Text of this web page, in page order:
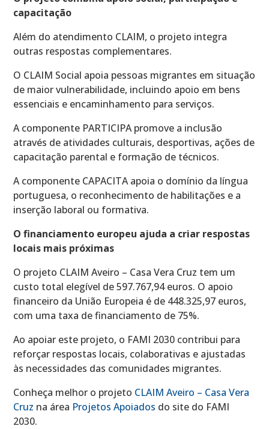
capacitação
Além do atendimento CLAIM, o projeto integra
outras respostas complementares.
O CLAIM Social apoia pessoas migrantes em situação
de maior vulnerabilidade, incluindo apoio em bens
essenciais e encaminhamento para serviços.
A componente PARTICIPA promove a inclusão
através de atividades culturais, desportivas, ações de
capacitação parental e formação de técnicos.
A componente CAPACITA apoia o domínio da língua
portuguesa, o reconhecimento de habilitações e a
inserção laboral ou formativa.
O financiamento europeu ajuda a criar respostas
locais mais próximas
O projeto CLAIM Aveiro – Casa Vera Cruz tem um
custo total elegível de 597.767,94 euros. O apoio
financeiro da União Europeia é de 448.325,97 euros,
com uma taxa de financiamento de 75%.
Ao apoiar este projeto, o FAMI 2030 contribui para
reforçar respostas locais, colaborativas e ajustadas
às necessidades das comunidades migrantes.
Conheça melhor o projeto CLAIM Aveiro – Casa Vera
Cruz na área Projetos Apoiados do site do FAMI
2030.